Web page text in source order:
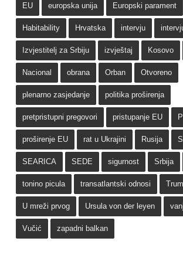
EU europska unija Europski parament
Habitability Hrvatska intervju
Izvjestitelj za Srbiju izvještaj Kosovo
Nacional obrana Orban Otvoreno
plenarno zasjedanje politika proširenja
pretpristupni pregovori pristupanje EU
proširenje EU rat u Ukrajini Rusija
SEARICA SEDE sigurnost Srbija
tonino picula transatlantski odnosi
U mreži prvog Ursula von der leyen
Vučić zapadni balkan